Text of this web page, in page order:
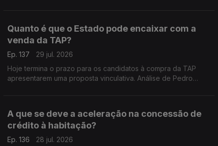
Quanto é que o Estado pode encaixar com a
venda da TAP?
Ep. 137
29 jul. 2026
Hoje termina o prazo para os candidatos à compra da TAP
apresentarem uma proposta vinculativa. Análise de Pedro
A que se deve a aceleração na concessão de
crédito à habitação?
Ep. 136
28 jul. 2026